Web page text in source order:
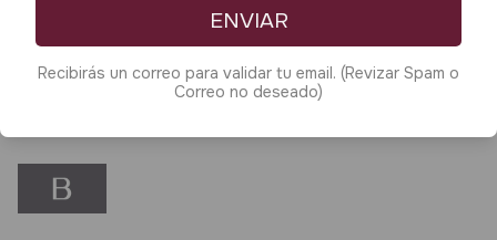
ENVIAR
Recibirás un correo para validar tu email. (Revizar Spam o
Correo no deseado)